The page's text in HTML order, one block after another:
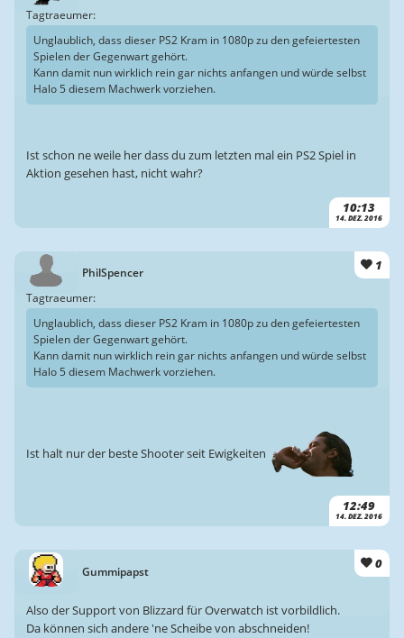
10:13
14. DEZ. 2016
Tagtraeumer:
Unglaublich, dass dieser PS2 Kram in 1080p zu den gefeiertesten
Spielen der Gegenwart gehört.
Kann damit nun wirklich rein gar nichts anfangen und würde selbst
Halo 5 diesem Machwerk vorziehen.
Ist schon ne weile her dass du zum letzten mal ein PS2 Spiel in
Aktion gesehen hast, nicht wahr?
PhilSpencer 1
12:49
14. DEZ. 2016
Tagtraeumer:
Unglaublich, dass dieser PS2 Kram in 1080p zu den gefeiertesten
Spielen der Gegenwart gehört.
Kann damit nun wirklich rein gar nichts anfangen und würde selbst
Halo 5 diesem Machwerk vorziehen.
Ist halt nur der beste Shooter seit Ewigkeiten
Gummipapst
0
Also der Support von Blizzard für Overwatch ist vorbildlich.
Da können sich andere 'ne Scheibe von abschneiden!